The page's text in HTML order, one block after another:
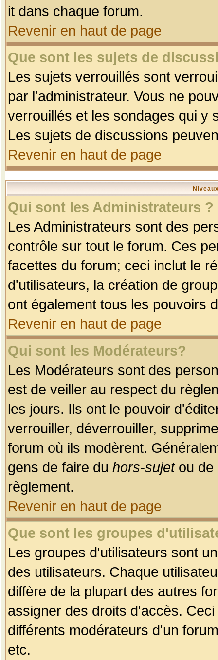
it dans chaque forum.
Revenir en haut de page
Que sont les sujets de
Les sujets verrouillés sont
par l'administrateur. Vous ne
verrouillés et les sondages qui y
Les sujets de discussions
Revenir en haut de page
Qui sont les Administrateurs ?
Les Administrateurs sont des
contrôle sur tout le forum. Ces
facettes du forum; ceci inclut le
d'utilisateurs, la création de
ont également tous les pouvoirs
Revenir en haut de page
Qui sont les Modérateurs?
Les Modérateurs sont des
est de veiller au respect du
les jours. Ils ont le pouvoir
verrouiller, déverrouiller,
forum où ils modèrent.
gens de faire du hors-sujetou de
règlement.
Revenir en haut de page
Que sont les groupes
Les groupes d'utilisateurs sont
des utilisateurs. Chaque
diffère de la plupart des autres
assigner des droits d'accès.
différents modérateurs d'un
etc.